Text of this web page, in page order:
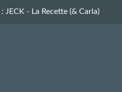
: JECK - La Recette (& Carla)